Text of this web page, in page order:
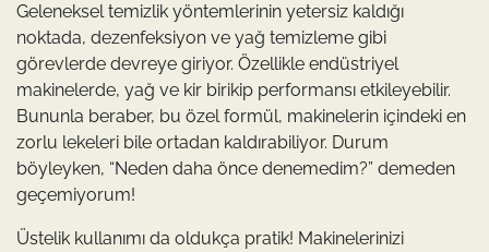
Geleneksel temizlik yöntemlerinin yetersiz kaldığı
noktada, dezenfeksiyon ve yağ temizleme gibi
görevlerde devreye giriyor. Özellikle endüstriyel
makinelerde, yağ ve kir birikip performansı etkileyebilir.
Bununla beraber, bu özel formül, makinelerin içindeki en
zorlu lekeleri bile ortadan kaldırabiliyor. Durum
böyleyken, “Neden daha önce denemedim?” demeden
geçemiyorum!
Üstelik kullanımı da oldukça pratik! Makinelerinizi